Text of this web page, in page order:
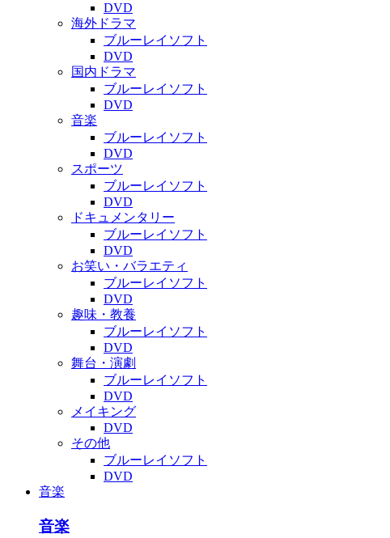
DVD
海外ドラマ
ブルーレイソフト
DVD
国内ドラマ
ブルーレイソフト
DVD
音楽
ブルーレイソフト
DVD
スポーツ
ブルーレイソフト
DVD
ドキュメンタリー
ブルーレイソフト
DVD
お笑い・バラエティ
ブルーレイソフト
DVD
趣味・教養
ブルーレイソフト
DVD
舞台・演劇
ブルーレイソフト
DVD
メイキング
DVD
その他
ブルーレイソフト
DVD
音楽
音楽